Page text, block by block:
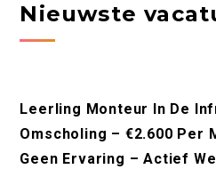
Nieuwste
Leerling Monteur In De
Omscholing – €2.600 Per
Geen Ervaring – Actief